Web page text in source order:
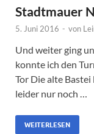
Stadtmauer
5. Juni 2016 - von
Und weiter ging
konnte ich den
Tor Die alte
leider nur noch …
WEITERLESEN